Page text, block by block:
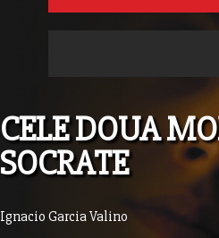
CELE DOUA
SOCRATE
Ignacio Garcia Valino